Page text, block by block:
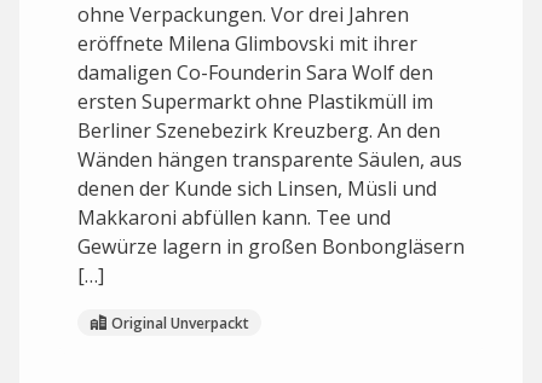
ohne Verpackungen. Vor drei Jahren
eröffnete Milena Glimbovski mit ihrer
damaligen Co-Founderin Sara Wolf den
ersten Supermarkt ohne Plastikmüll im
Berliner Szenebezirk Kreuzberg. An den
Wänden hängen transparente Säulen, aus
denen der Kunde sich Linsen, Müsli und
Makkaroni abfüllen kann. Tee und
Gewürze lagern in großen Bonbongläsern
[…]
Original Unverpackt